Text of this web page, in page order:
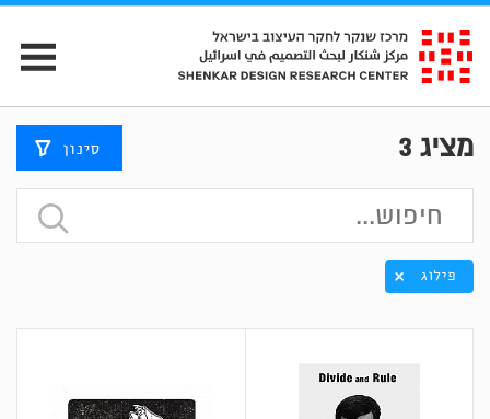
מציג 3 סינון
פילוג